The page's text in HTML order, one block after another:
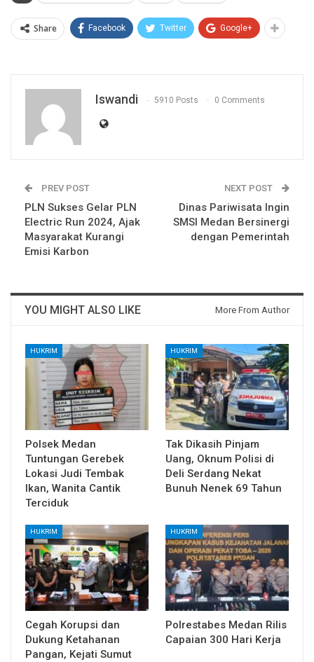
Share Facebook Twitter Google+
Iswandi 5910 Posts 0 Comments
PREV POST
PLN Sukses Gelar PLN
Electric Run 2024, Ajak
Masyarakat Kurangi
Emisi Karbon
NEXT POST
Dinas Pariwisata Ingin
SMSI Medan Bersinergi
dengan Pemerintah
YOU MIGHT ALSO LIKE More From Author
HUKRIM
Polsek Medan
Tuntungan Gerebek
Lokasi Judi Tembak
Ikan, Wanita Cantik
Terciduk
HUKRIM
Tak Dikasih Pinjam
Uang, Oknum Polisi di
Deli Serdang Nekat
Bunuh Nenek 69 Tahun
HUKRIM
Cegah Korupsi dan
Dukung Ketahanan
Pangan, Kejati Sumut
HUKRIM
Polrestabes Medan Rilis
Capaian 300 Hari Kerja